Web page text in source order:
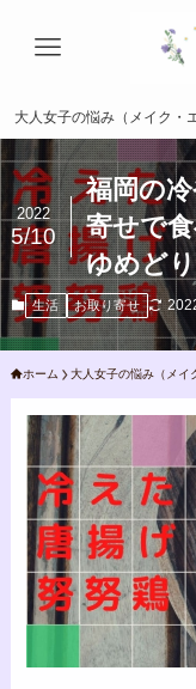
大人女子の悩み（メイク・
福岡の
寄せで
ゆめど
2022
5/10
生活 お取り寄せ
ホーム 大人女子の悩み（メイ